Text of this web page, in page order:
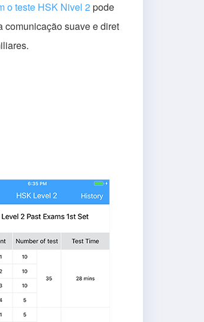
o teste HSK Nivel 2 pode
comunicação suave e diret